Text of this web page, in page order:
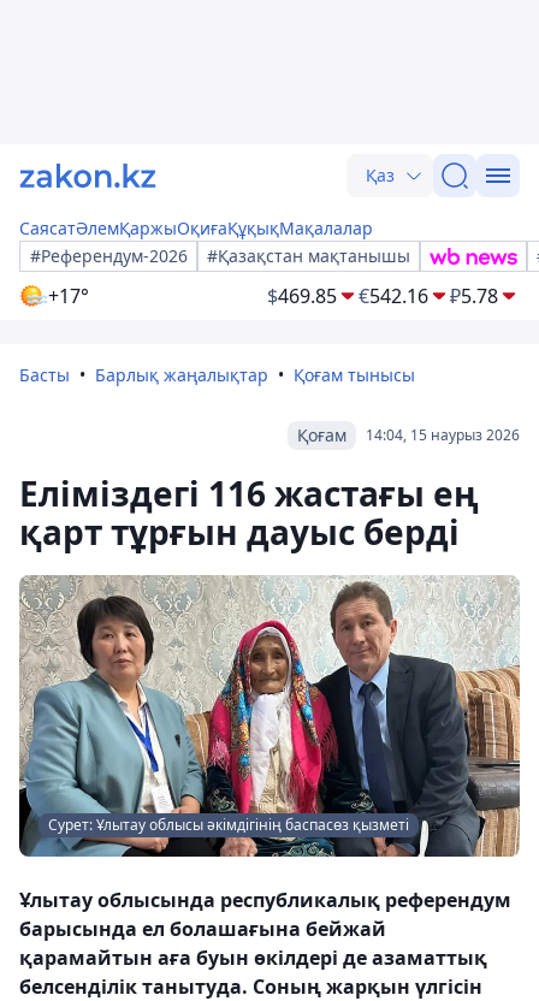
Қаз
СаясатӘлемҚаржыОқиғаҚұқықМақалалар
#Референдум-2026
#Қазақстан мақтанышы
+17° $469.85 €542.16 ₽5.78
Басты Барлық жаңалықтар Қоғам тынысы
14:04, 15 наурыз 2026
Қоғам
Еліміздегі 116 жастағы ең
қарт тұрғын дауыс берді
Сурет: Ұлытау облысы әкімдігінің баспасөз қызметі
Ұлытау облысында республикалық референдум
барысында ел болашағына бейжай
қарамайтын аға буын өкілдері де азаматтық
белсенділік танытуда. Соның жарқын үлгісін